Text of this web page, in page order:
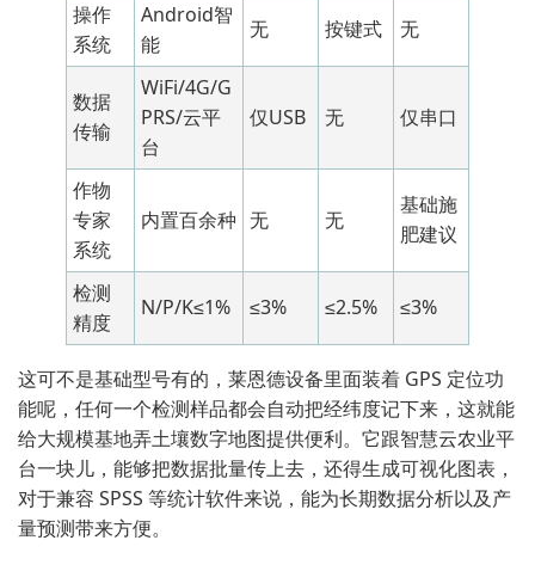
操作
系统
Android智
能
无 按键式 无
数据
传输
WiFi/4G/G
PRS/云平
台
仅USB 无 仅串口
作物
专家
系统
内置百余种 无 无
基础施
肥建议
检测
精度
N/P/K≤1% ≤3% ≤2.5% ≤3%
这可不是基础型号有的，莱恩德设备里面装着 GPS 定位功
能呢，任何一个检测样品都会自动把经纬度记下来，这就能
给大规模基地弄土壤数字地图提供便利。它跟智慧云农业平
台一块儿，能够把数据批量传上去，还得生成可视化图表，
对于兼容 SPSS 等统计软件来说，能为长期数据分析以及产
量预测带来方便。